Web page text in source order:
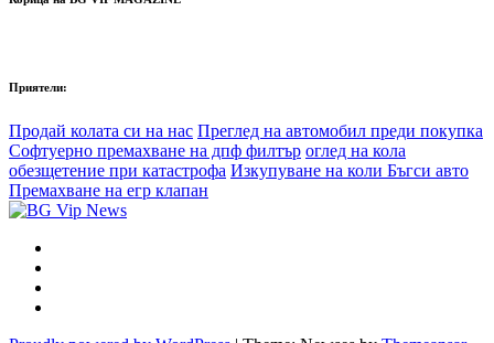
Приятели:
Продай колата си на нас Преглед на автомобил преди покупка
Софтуерно премахване на дпф филтър оглед на кола
обезщетение при катастрофа Изкупуване на коли Бъгси авто
Премахване на егр клапан